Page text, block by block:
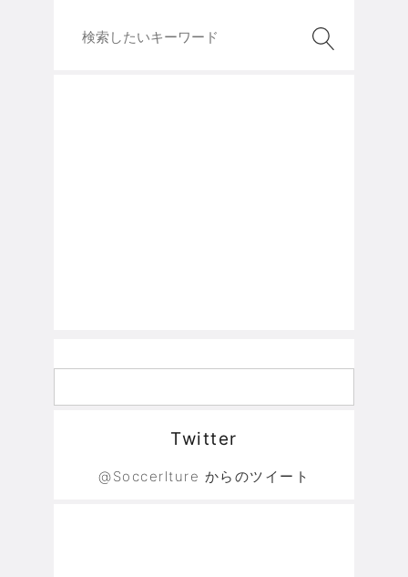
Twitter
@Soccerlture からのツイート